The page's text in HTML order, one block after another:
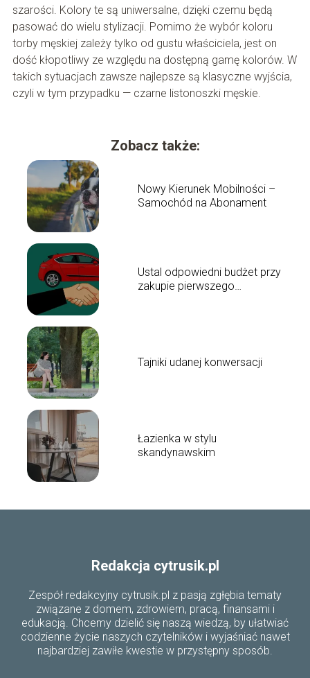
szarości. Kolory te są uniwersalne, dzięki czemu będą
pasować do wielu stylizacji. Pomimo że wybór koloru
torby męskiej zależy tylko od gustu właściciela, jest on
dość kłopotliwy ze względu na dostępną gamę kolorów. W
takich sytuacjach zawsze najlepsze są klasyczne wyjścia,
czyli w tym przypadku — czarne listonoszki męskie.
Zobacz także:
Nowy Kierunek Mobilności –
Samochód na Abonament
Ustal odpowiedni budżet przy
zakupie pierwszego
Tajniki udanej konwersacji
Łazienka w stylu
skandynawskim
Redakcja cytrusik.pl
Zespół redakcyjny cytrusik.pl z pasją zgłębia tematy
związane z domem, zdrowiem, pracą, finansami i
edukacją. Chcemy dzielić się naszą wiedzą, by ułatwiać
codzienne życie naszych czytelników i wyjaśniać nawet
najbardziej zawiłe kwestie w przystępny sposób.